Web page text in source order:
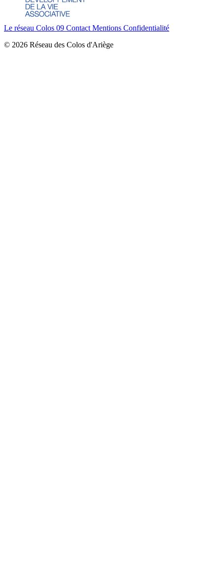
Le réseau Colos 09 Contact Mentions Confidentialité
© 2026 Réseau des Colos d'Ariège